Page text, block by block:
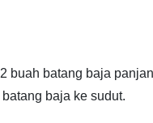
batang baja
baja ke sudut.